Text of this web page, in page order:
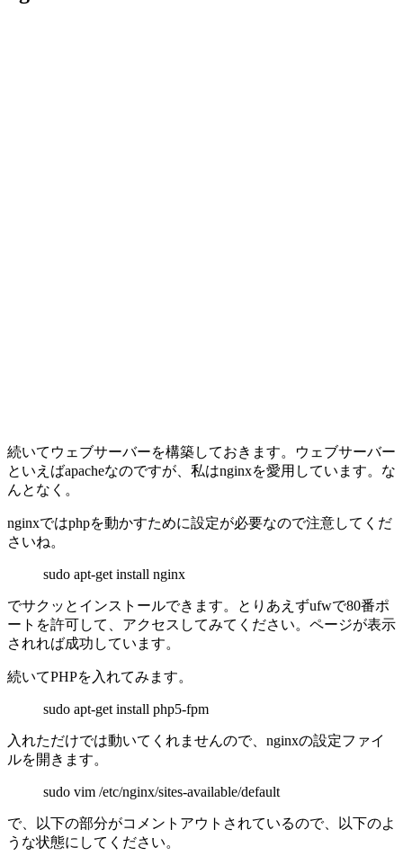
続いてウェブサーバーを構築しておきます。ウェブサーバー
といえばapacheなのですが、私はnginxを愛用しています。な
んとなく。
nginxではphpを動かすために設定が必要なので注意してくだ
さいね。
sudo apt-get install nginx
でサクッとインストールできます。とりあえずufwで80番ポ
ートを許可して、アクセスしてみてください。ページが表示
されれば成功しています。
続いてPHPを入れてみます。
sudo apt-get install php5-fpm
入れただけでは動いてくれませんので、nginxの設定ファイ
ルを開きます。
sudo vim /etc/nginx/sites-available/default
で、以下の部分がコメントアウトされているので、以下のよ
うな状態にしてください。